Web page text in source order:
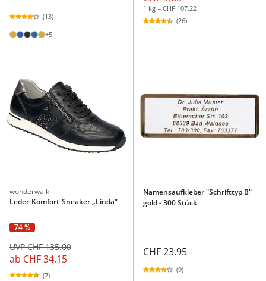
(13)
+5
1 kg = CHF 107.22
(26)
wonderwalk
Leder-Komfort-Sneaker „Linda“
74 %
ab CHF 34.15
UVP CHF 135.00
(7)
Namensaufkleber "Schrifttyp B"
gold - 300 Stück
CHF 23.95
(9)